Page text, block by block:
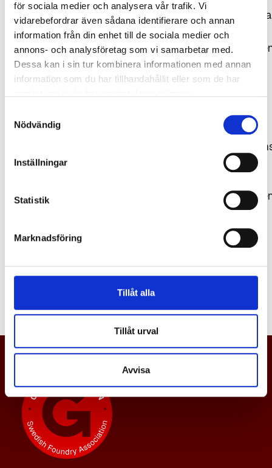
för sociala medier och analysera vår trafik. Vi
vidarebefordrar även sådana identifierare och annan
information från din enhet till de sociala medier och
annons- och analysföretag som vi samarbetar med.
Dessa kan i sin tur kombinera informationen med annan
information som du har tillhandahållit eller som de har
Nödvändig
Inställningar
Statistik
Marknadsföring
Tillåt alla
Tillåt urval
Avvisa
Bildrättigheterna
tillhör
respektive
fotograf.
fotografens/
alternativt
ägande
namn.